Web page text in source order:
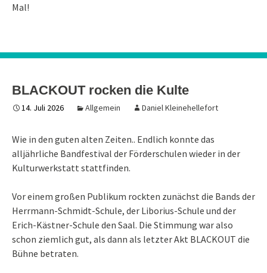
Mal!
BLACKOUT rocken die Kulte
14. Juli 2026 Allgemein Daniel Kleinehellefort
Wie in den guten alten Zeiten.. Endlich konnte das
alljährliche Bandfestival der Förderschulen wieder in der
Kulturwerkstatt stattfinden.
Vor einem großen Publikum rockten zunächst die Bands der
Herrmann-Schmidt-Schule, der Liborius-Schule und der
Erich-Kästner-Schule den Saal. Die Stimmung war also
schon ziemlich gut, als dann als letzter Akt BLACKOUT die
Bühne betraten.